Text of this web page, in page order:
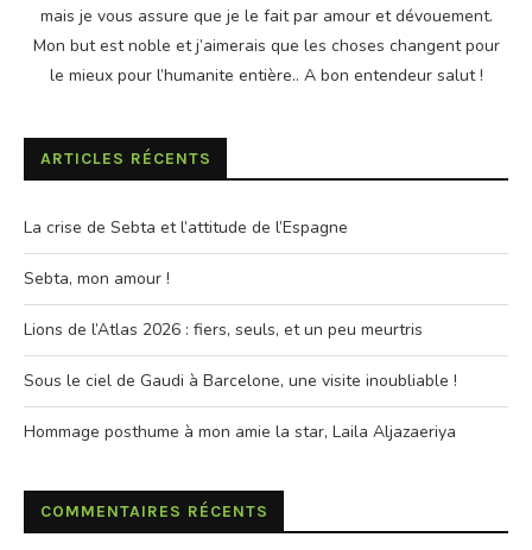
mais je vous assure que je le fait par amour et dévouement.
Mon but est noble et j’aimerais que les choses changent pour
le mieux pour l’humanite entière.. A bon entendeur salut !
ARTICLES RÉCENTS
La crise de Sebta et l’attitude de l’Espagne
Sebta, mon amour !
Lions de l’Atlas 2026 : fiers, seuls, et un peu meurtris
Sous le ciel de Gaudi à Barcelone, une visite inoubliable !
Hommage posthume à mon amie la star, Laila Aljazaeriya
COMMENTAIRES RÉCENTS